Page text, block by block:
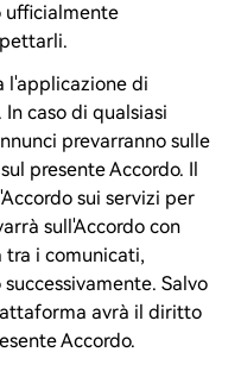
ufficialmente
l'applicazione di
caso di qualsiasi
prevarranno sulle
presente Accordo. Il
sui servizi per
sull'Accordo con
tra i comunicati,
Salvo
avrà il diritto
Accordo.